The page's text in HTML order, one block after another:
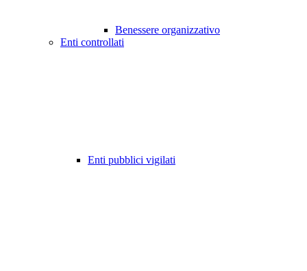
Benessere organizzativo
Enti controllati
Enti pubblici vigilati